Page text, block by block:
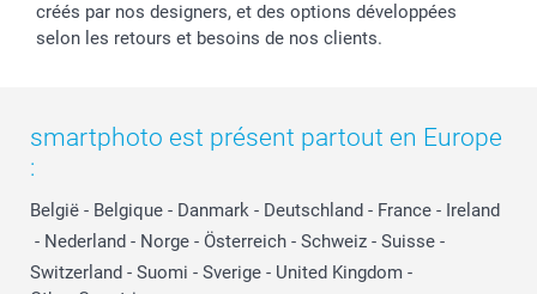
créés par nos designers, et des options développées
selon les retours et besoins de nos clients.
smartphoto est présent partout en Europe
:
België - Belgique - Danmark - Deutschland - France - Ireland
- Nederland - Norge - Österreich - Schweiz - Suisse -
Switzerland - Suomi - Sverige - United Kingdom -